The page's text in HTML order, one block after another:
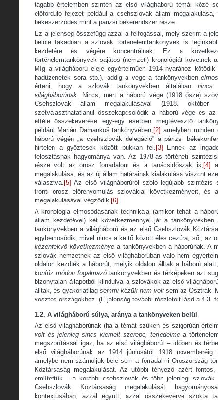
tágabb értelemben szintén az első világháború témái közé
előforduló fejezet például a csehszlovák állam
békeszerződés mint a párizsi békerendszer része.
Ez a jelenség összefügg azzal a felfogással, mely szerint a
belőle fakadóan a szlovák történelemtankönyvek is
kezdetére és végére koncentrálnak. Ez a
történelemtankönyvek sajátos (nemzeti) kronológiát követnek
Míg a világháború eleje egyértelműen 1914 nyarához
hadüzenetek sora stb.), addig a vége a tankönyvekben
érteni, hogy a szlovák tankönyvekben általában nincs
világháborúnak . Nincs, mert a háború vége (1918 ősze)
Csehszlovák állam megalakulásával (1918. október
szétválaszthatatlanul összekapcsolódik a háború vége és
efféle összekeverése egy-egy esetben megtévesztő
például Marián Damankoš tankönyvében, [2] amelyben minden
háború végén „a csehszlovák delegáció” a párizsi
hirtelen a győztesek között bukkan fel. [3] Ennek az
felosztásnak hagyománya van. Az 1978-as történeti
része volt az orosz forradalom és a tanácsidőszak is, [4]
megalakulása, és az új állam határainak kialakulása viszont
választva. [5] Az első világháborúról szóló legújabb szintézis
fronti orosz előrenyomulás szlovákiai következményeit, és
megalakulásával végződik. [6]
A kronológia elmosódásának technikája (amikor tehát a
állam kezdetével) két következménnyel jár a
tankönyvekben a világháború és az első Csehszlovák
egybemosódik, mivel nincs a kettő között éles cezúra, sőt, az
kézenfekvő következményea tankönyvekben a háborúnak. A
szlovák nemzetnek az első világháborúban való nem
oldalon kezdték a háborút, melyik oldalon álltak a háború
konfúz módon fogalmazótankönyvekben és térképeken azt
bizonytalan állapotból kiindulva a szlovákok az első
álltak, és gyakorlatilag semmi közük nem volt sem az
vesztes országokhoz. (E jelenség további részleteit lásd a 4.3.
1.2. A világháború súlya, aránya a tankönyveken belül
Az első világháborúnak (ha a témát szűken és szigorúan
volt és jelenleg sincs kiemelt szerepe, terjedelme a
megszorítással igaz, ha az első világháborút – időben és
első világháborúnak az 1914 júniusától 1918 novemberéig
amelybe nem számoljuk bele sem a forradalmi Oroszország
Köztársaság megalakulását. Az utóbbi tényező azért
említettük – a korábbi csehszlovák és több jelenlegi szlovák
Csehszlovák Köztársaság megalakulását
kontextusában, azzal együtt, azzal összekeverve szokta